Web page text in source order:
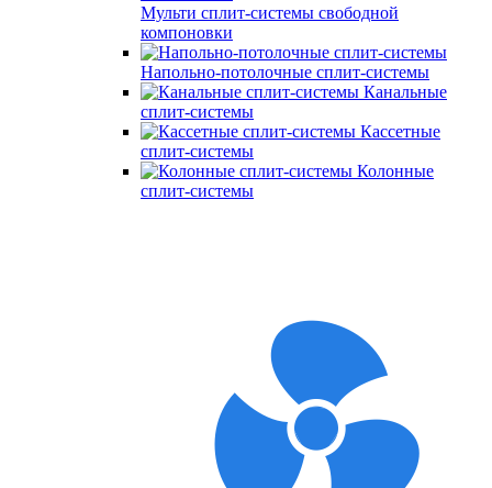
Мульти сплит-системы свободной
компоновки
Напольно-потолочные сплит-системы
Канальные
сплит-системы
Кассетные
сплит-системы
Колонные
сплит-системы